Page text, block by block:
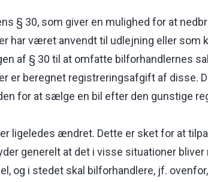
§ 30, som giver en mulighed for at
har været anvendt til udlejning eller som
af § 30 til at omfatte bilforhandlernes
er beregnet registreringsafgift af disse.
for at sælge en bil efter den gunstige
ligeledes ændret. Dette er sket for at
generelt at det i visse situationer bliver
og i stedet skal bilforhandlere, jf. ovenfor,